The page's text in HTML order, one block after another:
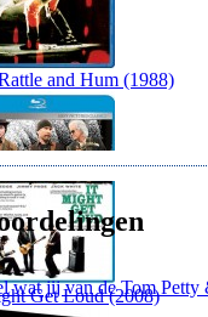
and Hum (1988)
Get Loud (2008)
wat jij van de Tom